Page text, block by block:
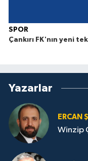
SPOR
Çankırı FK'nın yeni
Yazarlar
ERCAN
Winzip